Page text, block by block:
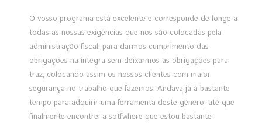
O vosso programa está excelente e corresponde de longe a
todas as nossas exigências que nos são colocadas pela
administração fiscal, para darmos cumprimento das
obrigações na integra sem deixarmos as obrigações para
traz, colocando assim os nossos clientes com maior
segurança no trabalho que fazemos. Andava já á bastante
tempo para adquirir uma ferramenta deste género, até que
finalmente encontrei a sotfwhere que estou bastante